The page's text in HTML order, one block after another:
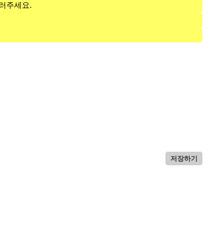
주세요.
저장하기